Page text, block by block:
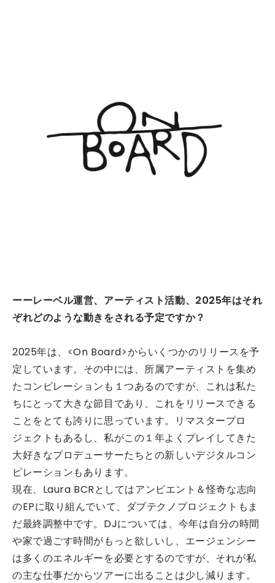
ーーレーベル運営、アーティスト活動、2025年はそれ
ぞれどのような動きをされる予定ですか？
2025年は、<On Board>からいくつかのリリースを予
定しています。その中には、所属アーティストを集め
たコンピレーションも１つあるのですが、これは私た
ちにとって大きな節目であり、これをリリースできる
ことをとても誇りに思っています。リマスタープロ
ジェクトもあるし、私がこの１年よくプレイしてきた
大好きなプロデューサーたちとの新しいデジタルコン
ピレーションもあります。
現在、Laura BCRとしてはアンビエント＆怪奇な志向
のEPに取り組んでいて、ダブテクノプロジェクトもま
だ最終調整中です。DJについては、今年は自分の時間
や家で過ごす時間がもっと欲しいし、エージェンシー
は多くのエネルギーを必要とするのですが、それが私
の主な仕事だからツアーに出ることは少し減ります。